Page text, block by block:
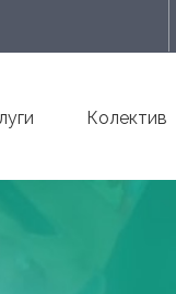
Колектив